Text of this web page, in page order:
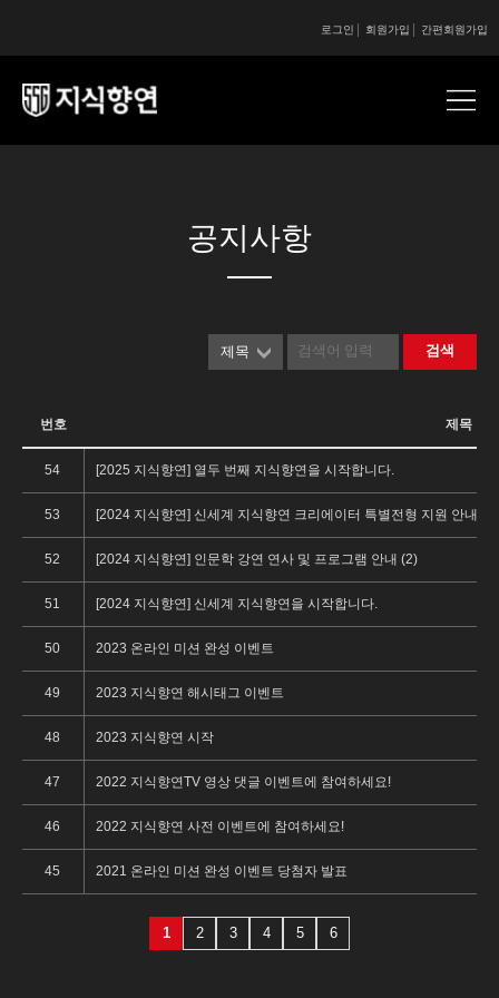
간편회원가입
회원가입
로그인
공지사항
제목 검색
번호 제목
54 [2025 지식향연] 열두 번째 지식향연을 시작합니다.
53 [2024 지식향연] 신세계 지식향연 크리에이터 특별전형 지원 안내 (1)
52 [2024 지식향연] 인문학 강연 연사 및 프로그램 안내 (2)
51 [2024 지식향연] 신세계 지식향연을 시작합니다.
50 2023 온라인 미션 완성 이벤트
49 2023 지식향연 해시태그 이벤트
48 2023 지식향연 시작
47 2022 지식향연TV 영상 댓글 이벤트에 참여하세요!
46 2022 지식향연 사전 이벤트에 참여하세요!
45 2021 온라인 미션 완성 이벤트 당첨자 발표
1 2 3 4 5 6